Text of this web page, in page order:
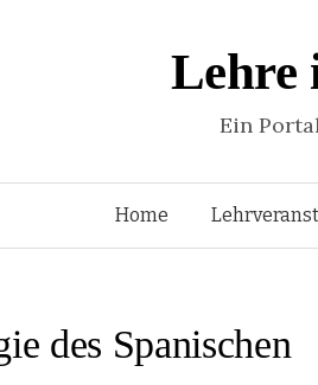
Lehre
Ein
Home
des Spanischen